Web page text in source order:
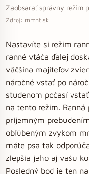
Zaobsarať správny režím
Zdroj: mmnt.sk
Nastavíte si režim
ranné vtáča ďalej
väčšina majiteľov
náročné vstať po
studenom počasí
na tento režim. Ranná
príjemným
obľúbeným zvykom
máte psa tak
zlepšia jeho aj vašu
Posledný bod je ten